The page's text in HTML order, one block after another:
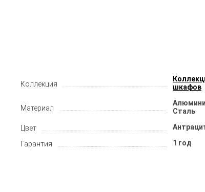
Коллекция
шкафов
Материал
Сталь
Цвет
Гарантия 1 год